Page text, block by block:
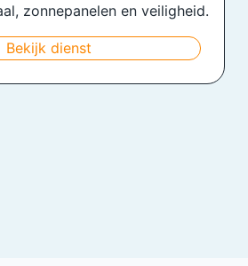
zonnepanelen en veiligheid.
Bekijk dienst